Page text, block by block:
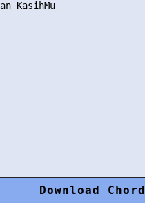
KasihMu
Download Chord